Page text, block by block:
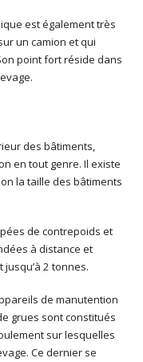
est également très
un camion et qui
point fort réside dans
des bâtiments,
en tout genre. Il existe
la taille des bâtiments
de contrepoids et
à distance et
2 tonnes.
de manutention
grues sont constitués
sur lesquelles
Ce dernier se